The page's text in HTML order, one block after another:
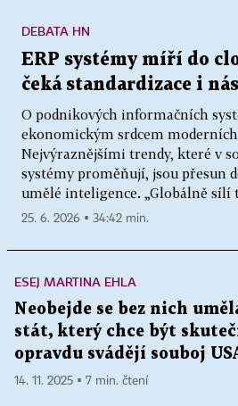
ERP systémy míří do
čeká standardizace i
O podnikových informačních
ekonomickým srdcem
Nejvýraznějšími trendy, které v
systémy proměňují, jsou přesun
umělé inteligence. „Globálně sílí
DEBATA HN
25. 6. 2026 ▪ 34:42 min.
ESEJ MARTINA EHLA
Neobejde se bez nich
stát, který chce být
opravdu svádějí souboj
14. 11. 2025 ▪ 7 min. čtení